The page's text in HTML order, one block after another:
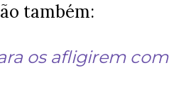
também:
os afligirem com